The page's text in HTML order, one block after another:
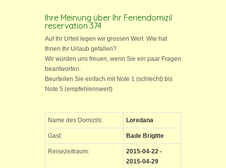
Ihre Meinung über Ihr Feriendomizil
reservation 374
Auf Ihr Urteil legen wir grossen Wert. Wie hat
Ihnen Ihr Urlaub gefallen?
Wir würden uns freuen, wenn Sie ein paar Fragen
beantworten.
Beurteilen Sie einfach mit Note 1 (schlecht) bis
Note 5 (empfehlenswert)
Name des Domizils: Loredana
Gast: Bade Brigitte
Reisezeitraum:
2015-04-22 -
2015-04-29